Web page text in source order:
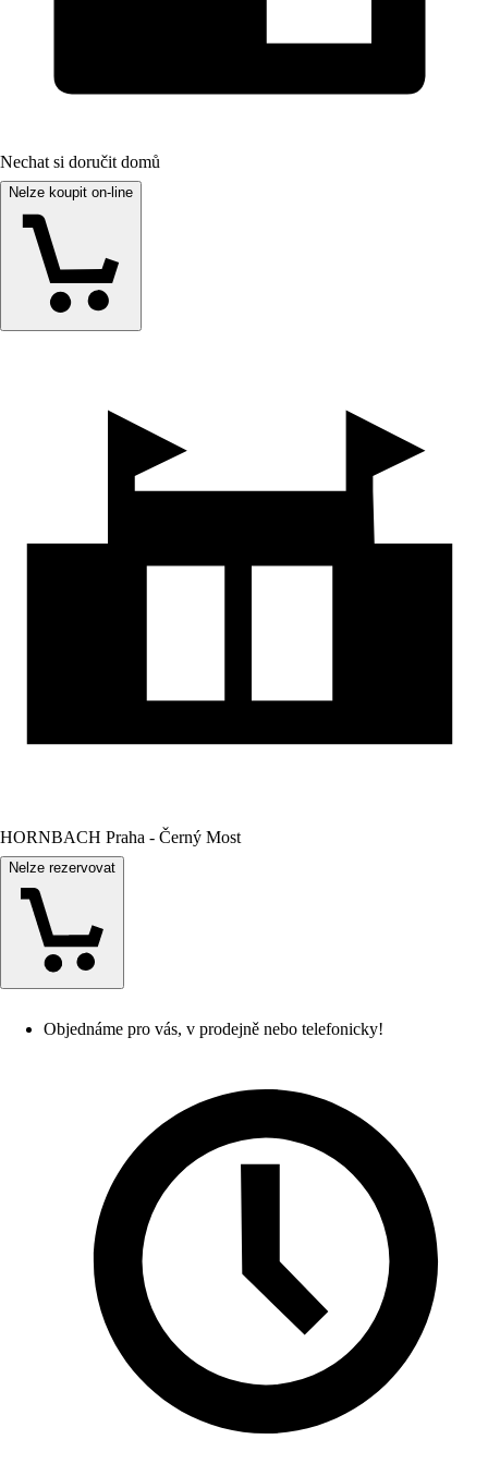
Nechat si doručit domů
Nelze koupit on-line
HORNBACH Praha - Černý Most
Nelze rezervovat
Objednáme pro vás, v prodejně nebo telefonicky!